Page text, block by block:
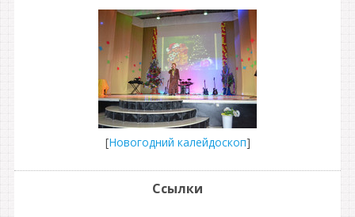
[Новогодний калейдоскоп]
Ссылки